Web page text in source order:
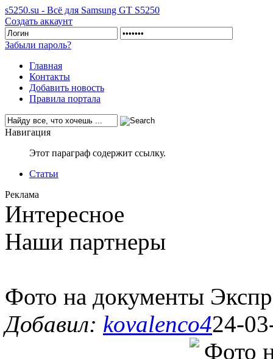
s5250.su - Всё для Samsung GT S5250
Создать аккаунт
Забыли пароль?
Главная
Контакты
Добавить новость
Правила портала
Навигация
Этот параграф содержит ссылку.
Статьи
Реклама
Интересное
Наши партнеры
Фото на документы
Добавил: kovalenco424-